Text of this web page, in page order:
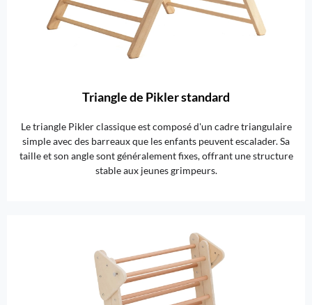
Triangle de Pikler standard
Le triangle Pikler classique est composé d'un cadre triangulaire
simple avec des barreaux que les enfants peuvent escalader. Sa
taille et son angle sont généralement fixes, offrant une structure
stable aux jeunes grimpeurs.